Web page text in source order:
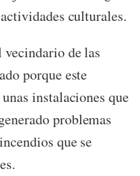
culturales.
de las
porque este
instalaciones que
problemas
que se